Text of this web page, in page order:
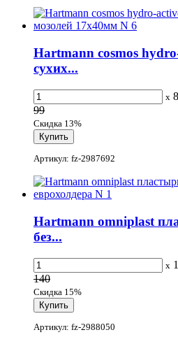
Hartmann cosmos
сухих...
x
99
Скидка 13%
Артикул: fz-2987692
Hartmann omniplast
без...
x
140
Скидка 15%
Артикул: fz-2988050